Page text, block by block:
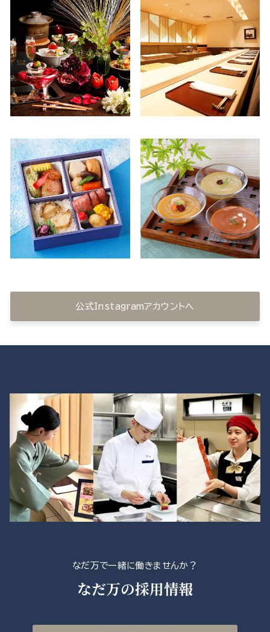
公式Instagramアカウントへ
なだ万で一緒に働きませんか？
なだ万の採用情報